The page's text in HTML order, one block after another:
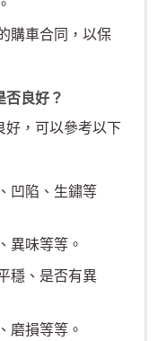
購車合同，以保
否良好？
好，可以參考以下
凹陷、生鏽等
異味等等。
穩、是否有異
磨損等等。